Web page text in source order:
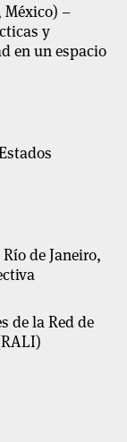
México) –
y
en un espacio
de Janeiro,
de la Red de